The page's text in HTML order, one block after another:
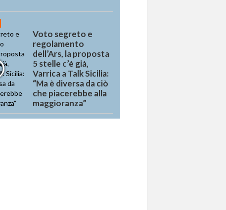
Voto segreto e
regolamento
dell’Ars, la proposta
5 stelle c’è già,
Varrica a Talk Sicilia:
“Ma è diversa da ciò
che piacerebbe alla
maggioranza”